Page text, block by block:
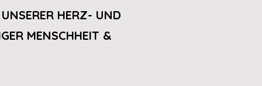
HERZ- UND
MENSCHHEIT &